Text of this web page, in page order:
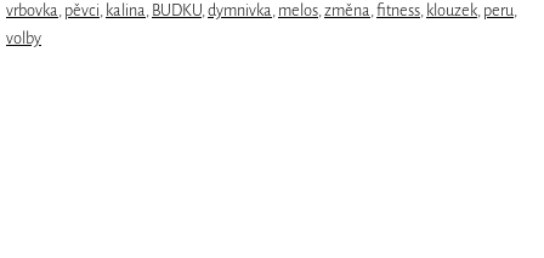
vrbovka, pěvci, kalina, BUDKU,dymnivka, melos,změna,fitness, klouzek, peru,
volby